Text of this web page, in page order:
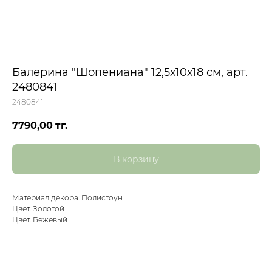
Балерина "Шопениана" 12,5х10х18 см, арт.
2480841
2480841
7790,00 тг.
В корзину
Материал декора: Полистоун
Цвет: Золотой
Цвет: Бежевый